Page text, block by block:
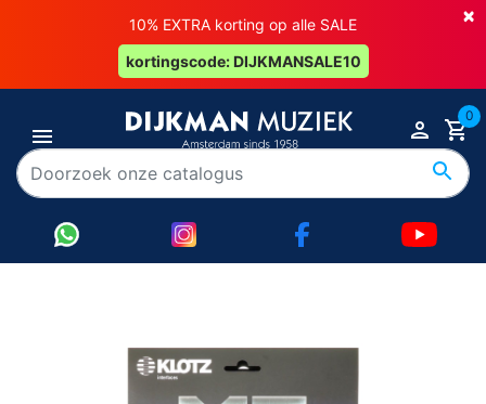
×
10% EXTRA korting op alle SALE
kortingscode: DIJKMANSALE10
0